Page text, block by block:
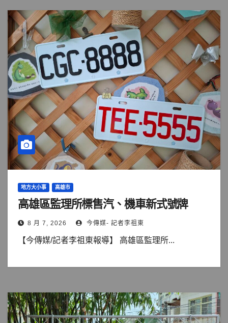
地方大小事 高雄市
高雄區監理所標售汽、機車新式號牌
8 月 7, 2026 今傳媒- 記者李祖東
【今傳媒/記者李祖東報導】 高雄區監理所...